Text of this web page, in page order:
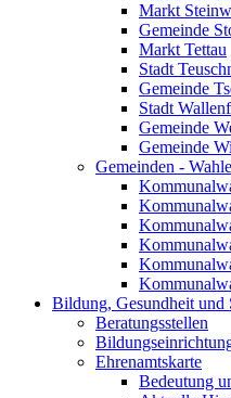
Markt
Gemeinde
Markt Tettau
Stadt
Gemeinde
Stadt
Gemeinde
Gemeinde
Gemeinden -
Bildung, Gesundheit und
Beratungsstellen
Ehrenamtskarte
Bedeutung